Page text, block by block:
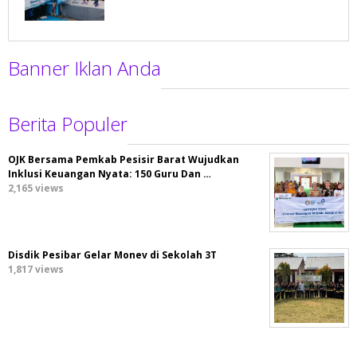
Banner Iklan Anda
Berita Populer
OJK Bersama Pemkab Pesisir Barat Wujudkan
Inklusi Keuangan Nyata: 150 Guru Dan …
2,165 views
Disdik Pesibar Gelar Monev di Sekolah 3T
1,817 views